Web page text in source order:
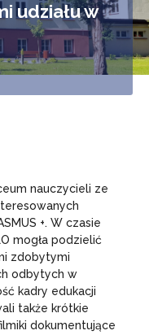
udziału w
nauczycieli ze
+. W czasie
mogła podzielić
zdobytymi
odbytych w
kadry edukacji
także krótkie
dokumentujące